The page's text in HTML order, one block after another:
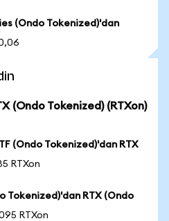
(Ondo Tokenized)'dan
(Ondo Tokenized) (RTXon)
(Ondo Tokenized)'dan RTX
RTXon
Tokenized)'dan RTX (Ondo
RTXon